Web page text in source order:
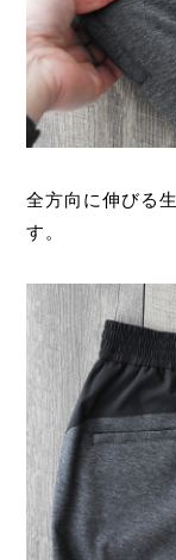
全方向に伸びる
す。